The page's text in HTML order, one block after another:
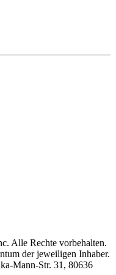
Alle Rechte vorbehalten.
der jeweiligen Inhaber.
Mann-Str. 31, 80636